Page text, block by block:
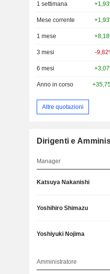
1 settimana
Mese corrente
1 mese
3 mesi -
6 mesi
Anno in corso
Altre quotazioni
Dirigenti e
Manager
Katsuya Nakanishi
Yoshihiro Shimazu
Yoshiyuki Nojima
Amministratore